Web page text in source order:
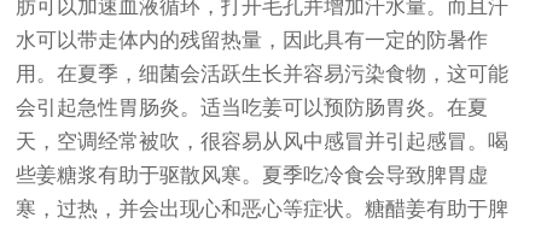
肪可以加速血液循环，打开毛孔并增加汗水量。而且汗
水可以带走体内的残留热量，因此具有一定的防暑作
用。在夏季，细菌会活跃生长并容易污染食物，这可能
会引起急性胃肠炎。适当吃姜可以预防肠胃炎。在夏
天，空调经常被吹，很容易从风中感冒并引起感冒。喝
些姜糖浆有助于驱散风寒。夏季吃冷食会导致脾胃虚
寒，过热，并会出现心和恶心等症状。糖醋姜有助于脾